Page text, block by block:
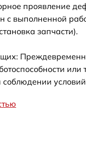
проявление
с выполненной
запчасти).
или